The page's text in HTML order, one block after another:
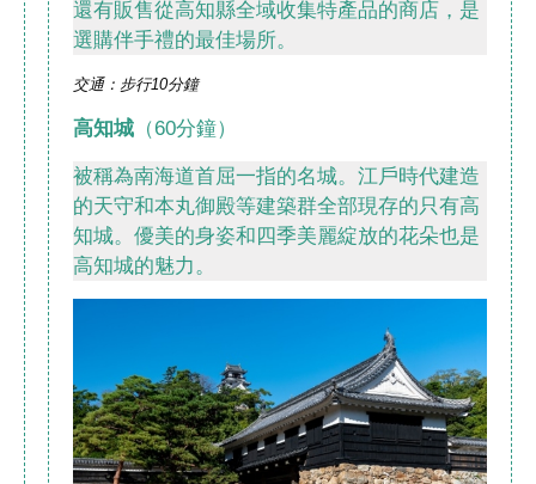
還有販售從高知縣全域收集特產品的商店，是
選購伴手禮的最佳場所。
交通：步行10分鐘
高知城 （60分鐘）
被稱為南海道首屈一指的名城。江戶時代建造
的天守和本丸御殿等建築群全部現存的只有高
知城。優美的身姿和四季美麗綻放的花朵也是
高知城的魅力。